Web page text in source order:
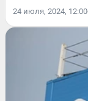
24 июля, 2024, 12:00